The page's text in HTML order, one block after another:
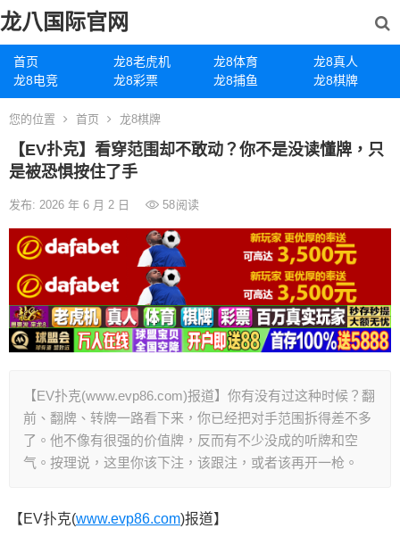
龙八国际官网
首页 龙8老虎机 龙8体育
龙8真人
龙8电竞
龙8彩票 龙8捕鱼 龙8棋牌
您的位置 首页 龙8棋牌
【EV扑克】看穿范围却不敢动？你不是没读懂牌，只
是被恐惧按住了手
发布: 2026 年 6 月 2 日 58阅读
【EV扑克(www.evp86.com)报道】你有没有过这种时候？翻
前、翻牌、转牌一路看下来，你已经把对手范围拆得差不多
了。他不像有很强的价值牌，反而有不少没成的听牌和空
气。按理说，这里你该下注，该跟注，或者该再开一枪。
【EV扑克(www.evp86.com)报道】